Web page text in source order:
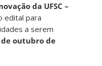
da UFSC –
edital para
a serem
de outubro de